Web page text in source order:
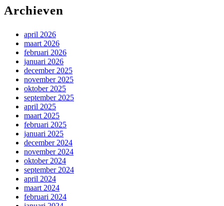
Archieven
april 2026
maart 2026
februari 2026
januari 2026
december 2025
november 2025
oktober 2025
september 2025
april 2025
maart 2025
februari 2025
januari 2025
december 2024
november 2024
oktober 2024
september 2024
april 2024
maart 2024
februari 2024